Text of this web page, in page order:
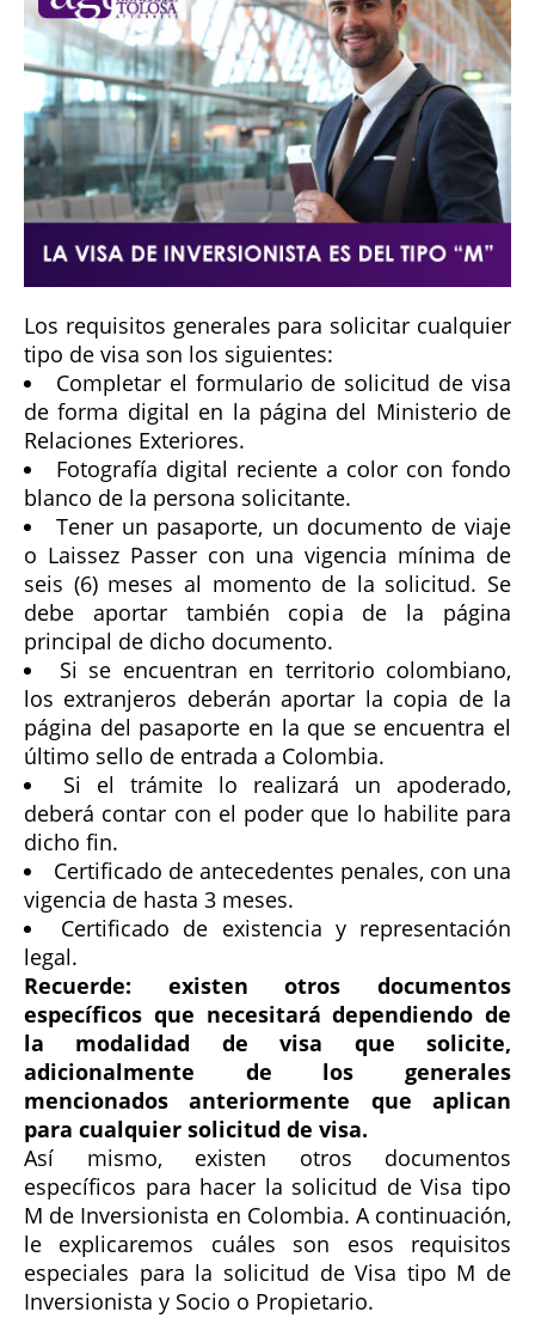
Los requisitos generales para solicitar cualquier
tipo de visa son los siguientes:
Completar el formulario de solicitud de visa
de forma digital en la página del Ministerio de
Relaciones Exteriores.
Fotografía digital reciente a color con fondo
blanco de la persona solicitante.
Tener un pasaporte, un documento de viaje
o Laissez Passer con una vigencia mínima de
seis (6) meses al momento de la solicitud. Se
debe aportar también copia de la página
principal de dicho documento.
Si se encuentran en territorio colombiano,
los extranjeros deberán aportar la copia de la
página del pasaporte en la que se encuentra el
último sello de entrada a Colombia.
Si el trámite lo realizará un apoderado,
deberá contar con el poder que lo habilite para
dicho fin.
Certificado de antecedentes penales, con una
vigencia de hasta 3 meses.
Certificado de existencia y representación
legal.
Recuerde: existen otros documentos
específicos que necesitará dependiendo de
la modalidad de visa que solicite,
adicionalmente de los generales
mencionados anteriormente que aplican
para cualquier solicitud de visa.
Así mismo, existen otros documentos
específicos para hacer la solicitud de Visa tipo
M de Inversionista en Colombia. A continuación,
le explicaremos cuáles son esos requisitos
especiales para la solicitud de Visa tipo M de
Inversionista y Socio o Propietario.